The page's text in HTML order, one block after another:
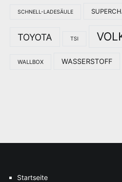
SCHNELL-LADESÄULE
TOYOTA TSI
WALLBOX WASSERSTOFF
Startseite